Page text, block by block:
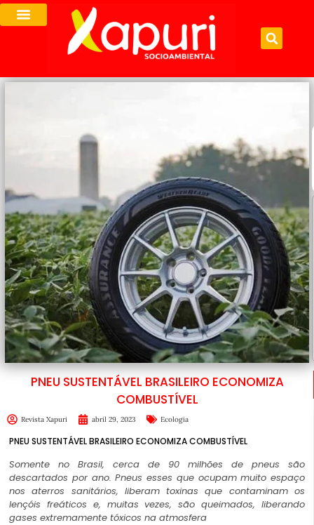
PNEU SUSTENTÁVEL BRASILEIRO ECONOMIZA
COMBUSTÍVEL
Revista Xapuri abril 29, 2023 Ecologia
PNEU SUSTENTÁVEL BRASILEIRO ECONOMIZA COMBUSTÍVEL
Somente no Brasil, cerca de 90 milhões de pneus são
descartados por ano. Pneus esses que ocupam muito espaço
nos aterros sanitários, liberam toxinas que contaminam os
lençóis freáticos e, muitas vezes, são queimados, liberando
gases extremamente tóxicos na atmosfera